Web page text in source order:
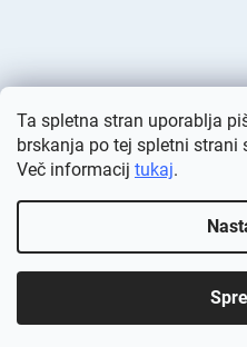
Ta spletna stran uporablja
brskanja po tej spletni strani
Več informacij tukaj.